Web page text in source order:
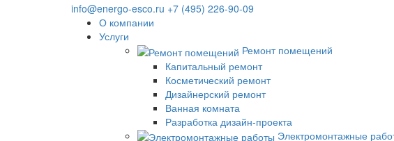
info@energo-esco.ru +7 (495) 226-90-09
О компании
Услуги
Ремонт помещений
Капитальный ремонт
Косметический ремонт
Дизайнерский ремонт
Ванная комната
Разработка дизайн-проекта
Электромонтажные